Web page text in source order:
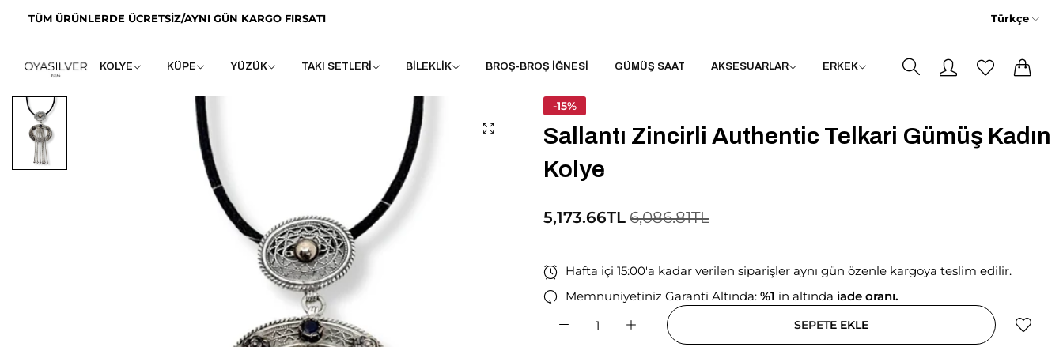
TÜM ÜRÜNLERDE ÜCRETSİZ/AYNI GÜN KARGO FIRSATI Türkçe
KOLYE KÜPE YÜZÜK TAKI SETLERİ BİLEKLİK BROŞ-BROŞ İĞNESİ GÜMÜŞ SAAT AKSESUARLAR ERKEK
-15%
Sallantı Zincirli Authentic Telkari Gümüş Kadın
Kolye
5,173.66TL 6,086.81TL
Hafta içi 15:00'a kadar verilen siparişler aynı gün özenle kargoya teslim edilir.
Memnuniyetiniz Garanti Altında: %1 in altında iade oranı.
SEPETE EKLE